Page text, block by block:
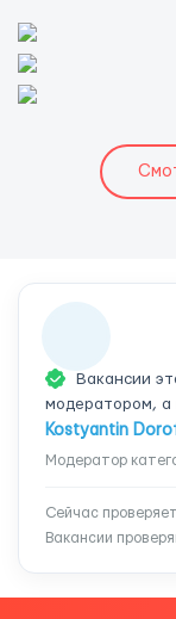
Вакансии
модератором, а
Kostyantin
Модератор
Сейчас
Вакансии